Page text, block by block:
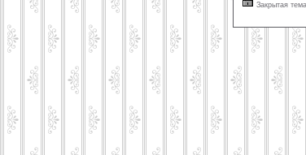
Закрытая тема